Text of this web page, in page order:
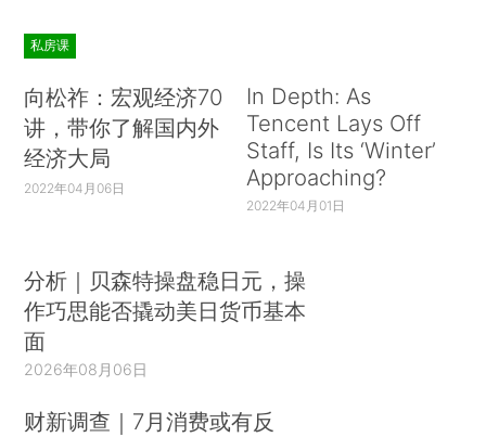
私房课
向松祚：宏观经济70
讲，带你了解国内外
经济大局
2022年04月06日
In Depth: As
Tencent Lays Off
Staff, Is Its ‘Winter’
Approaching?
2022年04月01日
分析｜贝森特操盘稳日元，操
作巧思能否撬动美日货币基本
面
2026年08月06日
财新调查｜7月消费或有反